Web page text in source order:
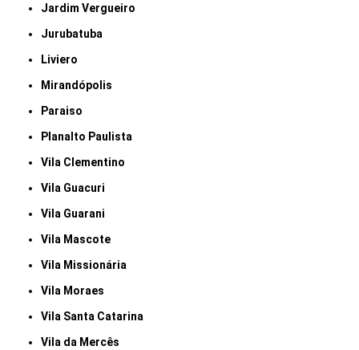
Jardim Vergueiro
Jurubatuba
Liviero
Mirandópolis
Paraiso
Planalto Paulista
Vila Clementino
Vila Guacuri
Vila Guarani
Vila Mascote
Vila Missionária
Vila Moraes
Vila Santa Catarina
Vila da Mercês